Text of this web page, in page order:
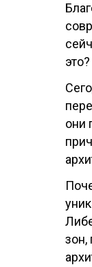
это?
они
зон,